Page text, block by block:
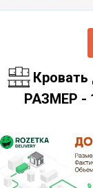
РАЗМЕР -